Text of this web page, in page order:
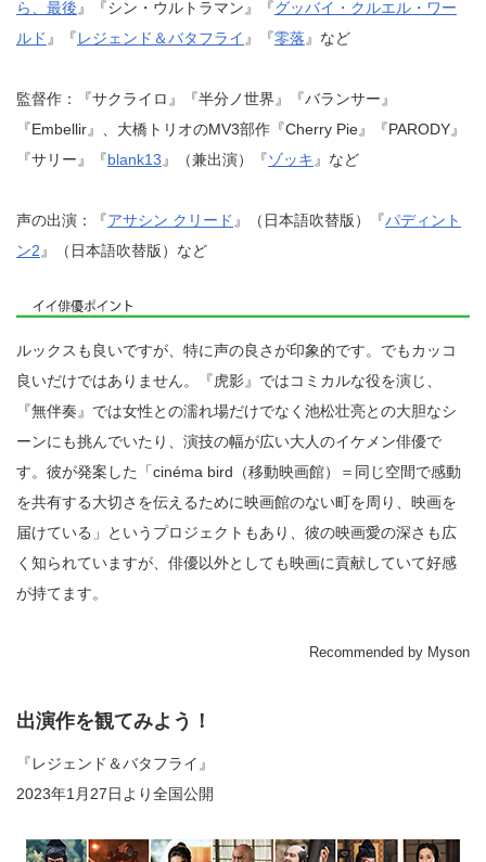
ら、最後 』『シン・ウルトラマン』『グッバイ・クルエル・ワー
ルド 』『レジェンド＆バタフライ 』『零落 』など
監督作：『サクライロ』『半分ノ世界』『バランサー』
『Embellir』、大橋トリオのMV3部作『Cherry Pie』『PARODY』
『サリー』『blank13 』（兼出演）『ゾッキ 』など
声の出演：『アサシン クリード 』（日本語吹替版）『パディント
ン2 』（日本語吹替版）など
ルックスも良いですが、特に声の良さが印象的です。でもカッコ
良いだけではありません。『虎影』ではコミカルな役を演じ、
『無伴奏』では女性との濡れ場だけでなく池松壮亮との大胆なシ
ーンにも挑んでいたり、演技の幅が広い大人のイケメン俳優で
す。彼が発案した「cinéma bird（移動映画館）＝同じ空間で感動
を共有する大切さを伝えるために映画館のない町を周り、映画を
届けている」というプロジェクトもあり、彼の映画愛の深さも広
く知られていますが、俳優以外としても映画に貢献していて好感
が持てます。
Recommended by Myson
出演作を観てみよう！
『レジェンド＆バタフライ』
2023年1月27日より全国公開